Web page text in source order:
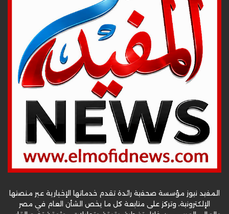
المفيد نيوز مؤسسة صحفية رائدة تقدم خدماتها الإخبارية عبر منصتها
الإلكترونية، وتركز على متابعة كل ما يخص الشأن العام في مصر